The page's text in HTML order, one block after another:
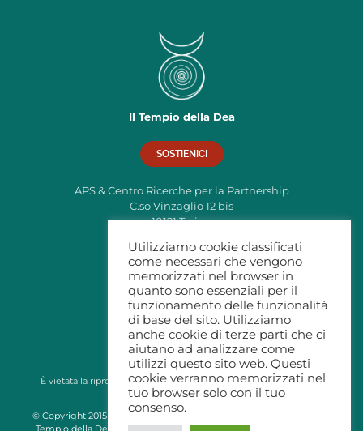
Il Tempio della Dea
SOSTIENICI
APS & Centro Ricerche per la Partnership
C.so Vinzaglio 12 bis
10121 Torino
info@tempiodelladea.org
Privacy
È vietata la riproduzione di immagini e testi da questo sito senza
autorizzazione
© Copyright 2015 - 2026 | APS & Centro Ricerche per la Partnership Il
Utilizziamo cookie classificati
come necessari che vengono
memorizzati nel browser in
quanto sono essenziali per il
funzionamento delle funzionalità
di base del sito. Utilizziamo
anche cookie di terze parti che ci
aiutano ad analizzare come
utilizzi questo sito web. Questi
cookie verranno memorizzati nel
tuo browser solo con il tuo
consenso.